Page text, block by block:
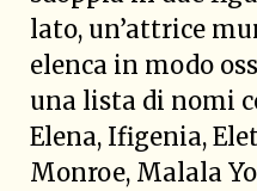
lato, un’attrice
elenca in modo
una lista di nomi
Elena, Ifigenia,
Monroe, Malala